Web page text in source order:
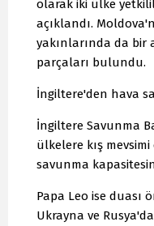
olarak iki ülke
açıklandı.
yakınlarında da bir
parçaları bulundu.
İngiltere'den hava
İngiltere Savunma
ülkelere kış
savunma
Papa Leo ise duası
Ukrayna ve